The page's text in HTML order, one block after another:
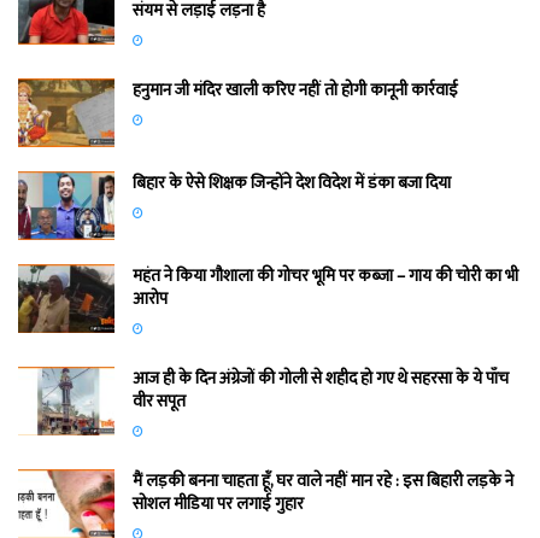
संयम से लड़ाई लड़ना है
हनुमान जी मंदिर खाली करिए नहीं तो होगी कानूनी कार्रवाई
बिहार के ऐसे शिक्षक जिन्होंने देश विदेश में डंका बजा दिया
महंत ने किया गौशाला की गोचर भूमि पर कब्जा – गाय की चोरी का भी
आरोप
आज ही के दिन अंग्रेजों की गोली से शहीद हो गए थे सहरसा के ये पाँच
वीर सपूत
मैं लड़की बनना चाहता हूँ, घर वाले नहीं मान रहे : इस बिहारी लड़के ने
सोशल मीडिया पर लगाई गुहार